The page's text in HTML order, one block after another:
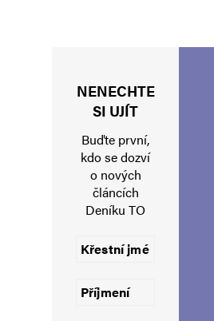
Uložit do prohlížeče jméno, e-mail a
Informujte mě o nových komentářích e-mailem.
NENECHTE
SI UJÍT
Buďte první,
kdo se dozví
o nových
článcích
Deníku TO